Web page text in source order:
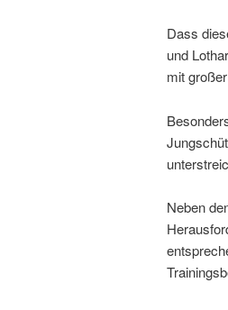
Dass
und
mit
Neben